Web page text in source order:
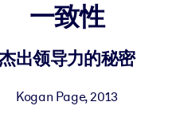
mais sólidos.
一致性
出领导力的秘密
Kogan Page,2013